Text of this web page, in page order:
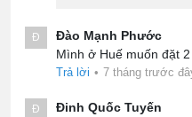
Đ
Đào Mạnh Phước
Mình ở Huế muốn đặt
Trả lời • 7 tháng trước
Đ
Đinh Quốc Tuyến